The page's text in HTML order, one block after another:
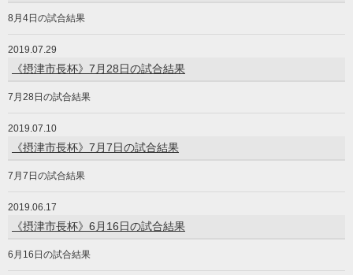
8月4日の試合結果
2019.07.29
《摂津市長杯》7月28日の試合結果
7月28日の試合結果
2019.07.10
《摂津市長杯》7月7日の試合結果
7月7日の試合結果
2019.06.17
《摂津市長杯》6月16日の試合結果
6月16日の試合結果